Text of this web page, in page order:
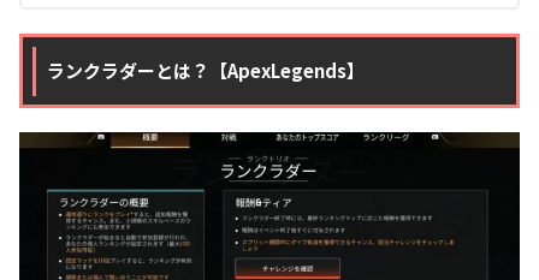
ランクラダーとは？【ApexLegends】